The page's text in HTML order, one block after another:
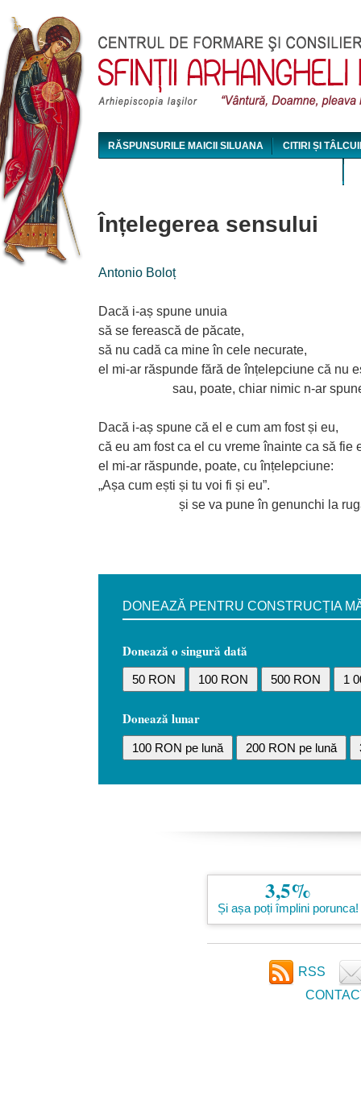
RĂSPUNSURILE MAICII SILUANA CITIRI ȘI
Înțelegerea sensului
Antonio Boloț
Dacă i-aș spune unuia
să se ferească de păcate,
să nu cadă ca mine în cele necurate,
el mi-ar răspunde fără de înțelepciune că nu
sau, poate, chiar nimic n-ar
Dacă i-aș spune că el e cum am fost și eu,
că eu am fost ca el cu vreme înainte ca să fie
el mi-ar răspunde, poate, cu înțelepciune:
„Așa cum ești și tu voi fi și eu”.
și se va pune în genunchi la
DONEAZĂ PENTRU CONSTRUCȚIA
Donează o singură dată
50 RON 100 RON 500 RON 1
Donează lunar
100 RON pe lună 200 RON pe lună
3,5%
Și așa poți împlini porunca!
RSS